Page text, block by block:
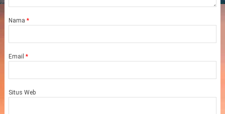
Nama *
Email *
Situs Web